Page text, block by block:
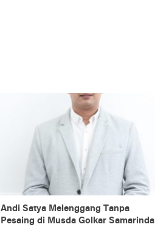
Andi Satya Melenggang Tanpa
Pesaing di Musda Golkar Samarinda